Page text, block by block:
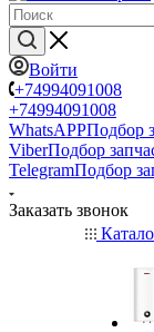
Войти
+74994091008
+74994091008
WhatsAPPПодбор
ViberПодбор
TelegramПодбор
Заказать звонок